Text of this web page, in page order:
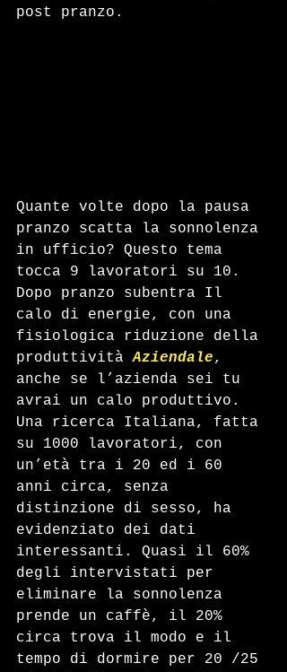
post pranzo.
Quante volte dopo la pausa
pranzo scatta la sonnolenza
in ufficio? Questo tema
tocca 9 lavoratori su 10.
Dopo pranzo subentra Il
calo di energie, con una
fisiologica riduzione della
produttività Aziendale,
anche se l’azienda sei tu
avrai un calo produttivo.
Una ricerca Italiana, fatta
su 1000 lavoratori, con
un’età tra i 20 ed i 60
anni circa, senza
distinzione di sesso, ha
evidenziato dei dati
interessanti. Quasi il 60%
degli intervistati per
eliminare la sonnolenza
prende un caffè, il 20%
circa trova il modo e il
tempo di dormire per 20 /25